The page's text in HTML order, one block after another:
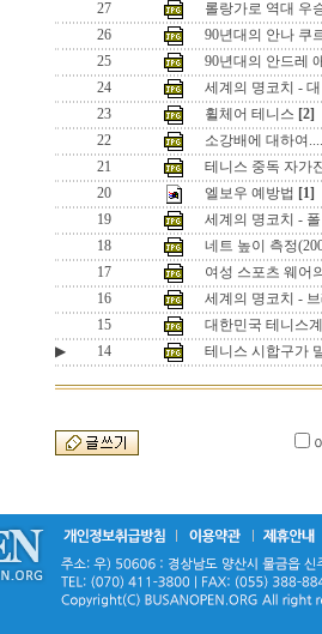
27
롤랑가로 역대 우
26
90년대의 안나 쿠
25
90년대의 안드레
24
세계의 명코치 -
23
휠체어 테니스 [2]
22
소강배에 대하여
21
테니스 중독 자가
20
엘보우 예방법 [1]
19
세계의 명코치 -
18
네트 높이 측정
17
여성 스포츠 웨어
16
세계의 명코치 -
15
대한민국 테니스
▶
14 테니스 시합구가